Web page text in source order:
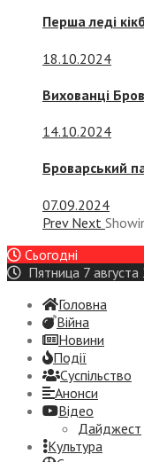
Перша леді
18.10.2024
Вихованці
14.10.2024
Броварський
07.09.2024
Prev Next
Сьогодні
Пятница 7
Головна
Війна
Новини
Події
Суспiльство
Анонси
Відео
Дайджест
Культура